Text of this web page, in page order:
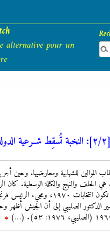
alternative pour un
الموالين للشهابية ومعارضيها. وحين
هي الحلف والنهج والكتلة الوسطية.
الأخيرة، ومعادياً للشهابية. ضرب الجيش سوف
الدكتور الصليبي إلى أن الجيش أظهر